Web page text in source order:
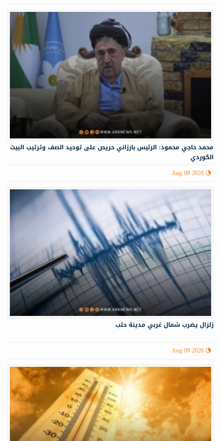
محمد حاجي محمود: الرئيس بارزاني حريص على توحيد الصف وترتيب البيت
الكوردي
Aug 09 2026
زلزال يضرب شمال غربي ‏مدينة حلب
Aug 09 2026